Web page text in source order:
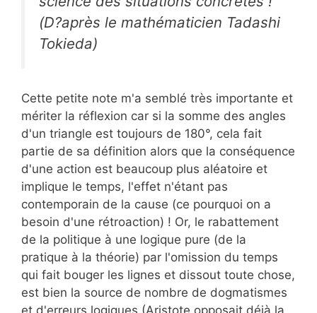
(D?après le mathématicien Tadashi
Tokieda)
Cette petite note m'a semblé très importante et
mériter la réflexion car si la somme des angles
d'un triangle est toujours de 180°, cela fait
partie de sa définition alors que la conséquence
d'une action est beaucoup plus aléatoire et
implique le temps, l'effet n'étant pas
contemporain de la cause (ce pourquoi on a
besoin d'une rétroaction) ! Or, le rabattement
de la politique à une logique pure (de la
pratique à la théorie) par l'omission du temps
qui fait bouger les lignes et dissout toute chose,
est bien la source de nombre de dogmatismes